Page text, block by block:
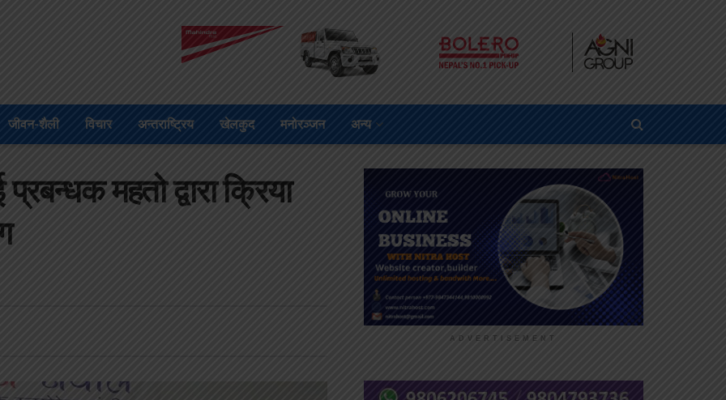
जीवन-शैली विचार अन्तराष्ट्रिय खेलकुद मनोरञ्जन अन्य
महतो द्वारा क्रिया
ADVERTISEMENT